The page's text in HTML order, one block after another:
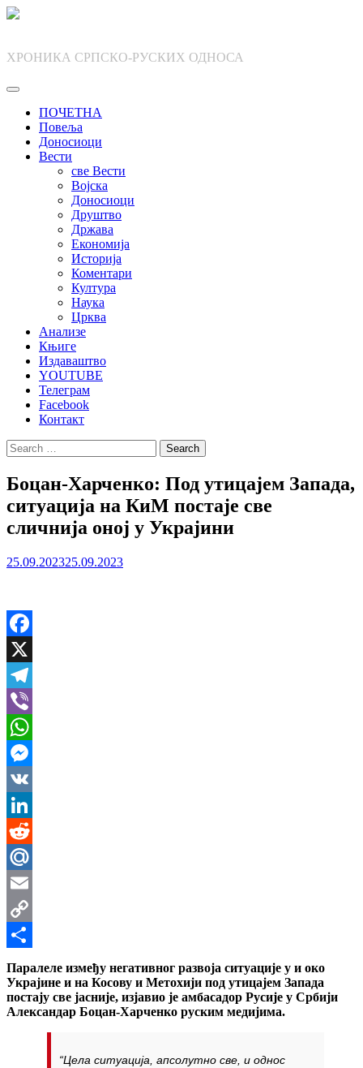
Skip
ХРОНИКА СРПСКО-РУСКИХ ОДНОСА
ПОЧЕТНА
Повеља
Доносиоци
Вести
све Вести
Војска
Доносиоци
Друштво
Држава
Економија
Историја
Коментари
Култура
Наука
Црква
Анализе
Књиге
Издаваштво
YOUTUBE
Телеграм
Facebook
Контакт
Search
for:
Боцан-Харченко: Под утицајем Запада,
ситуација на КиМ постаје све
сличнија оној у Украјини
25.09.202325.09.2023
Facebook
X
Telegram
Viber
WhatsApp
Messenger
VK
LinkedIn
Reddit
Mail.Ru
Email
Copy
Link
Share
Паралеле између негативног развоја ситуације у и око
Украјине и на Косову и Метохији под утицајем Запада
постају све јасније, изјавио је амбасадор Русије у Србији
Александар Боцан-Харченко руским медијима.
“Цела ситуација, апсолутно све, и однос